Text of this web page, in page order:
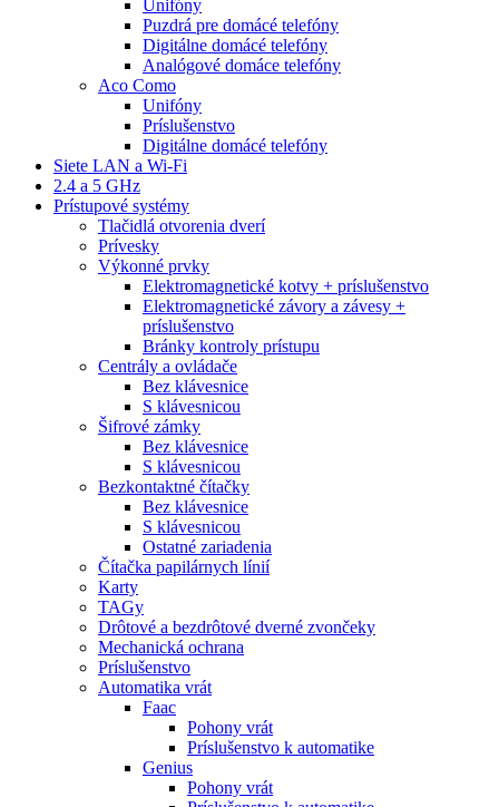
Unifóny
Puzdrá pre domácé telefóny
Digitálne domácé telefóny
Analógové domáce telefóny
Aco Como
Unifóny
Príslušenstvo
Digitálne domácé telefóny
Siete LAN a Wi-Fi
2.4 a 5 GHz
Prístupové systémy
Tlačidlá otvorenia dverí
Prívesky
Výkonné prvky
Elektromagnetické kotvy + príslušenstvo
Elektromagnetické závory a závesy +
príslušenstvo
Bránky kontroly prístupu
Centrály a ovládače
Bez klávesnice
S klávesnicou
Šifrové zámky
Bez klávesnice
S klávesnicou
Bezkontaktné čítačky
Bez klávesnice
S klávesnicou
Ostatné zariadenia
Čítačka papilárnych línií
Karty
TAGy
Drôtové a bezdrôtové dverné zvončeky
Mechanická ochrana
Príslušenstvo
Automatika vrát
Faac
Pohony vrát
Príslušenstvo k automatike
Genius
Pohony vrát